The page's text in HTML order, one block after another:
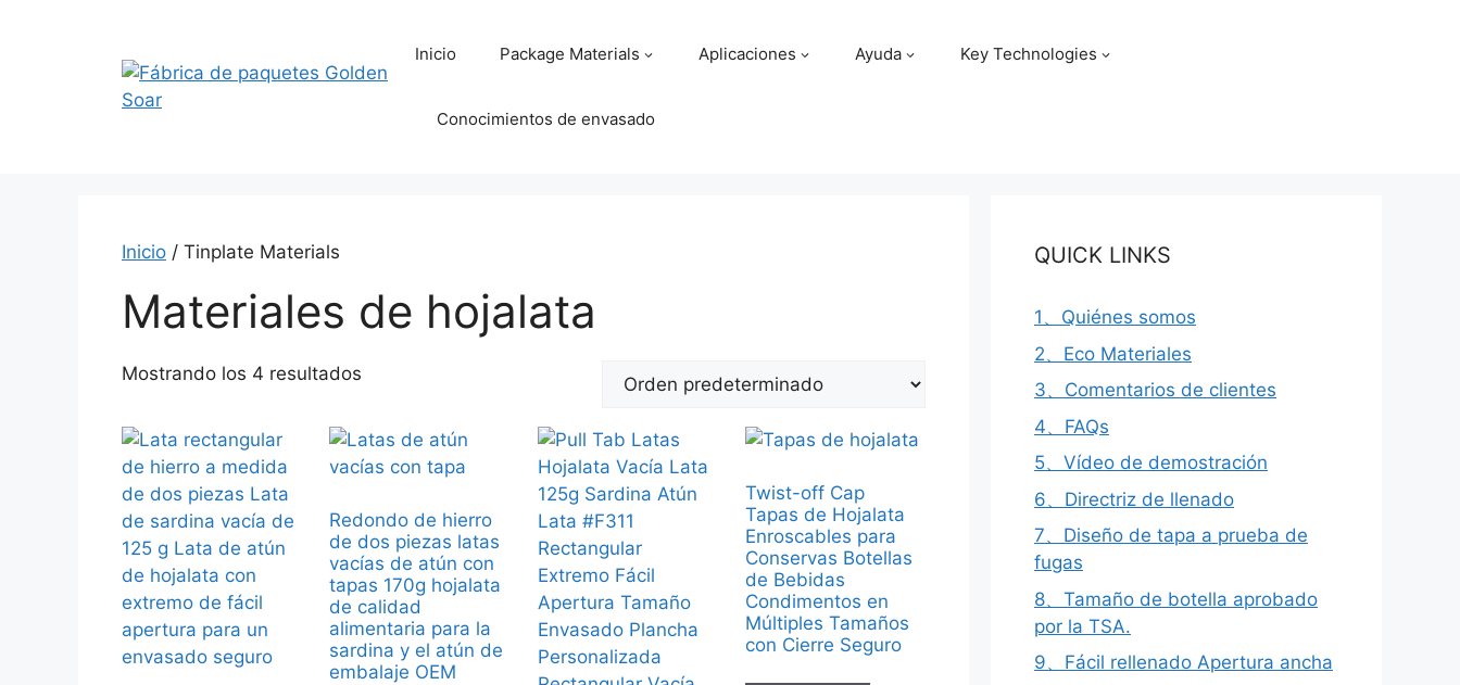
Inicio Package Materials Aplicaciones Ayuda Key Technologies
Conocimientos de envasado
Inicio / Tinplate Materials
Materiales de hojalata
Mostrando los 4 resultados
Redondo de hierro
de dos piezas latas
vacías de atún con
tapas 170g hojalata
de calidad
alimentaria para la
sardina y el atún de
embalaje OEM
Twist-off Cap
Tapas de Hojalata
Enroscables para
Conservas Botellas
de Bebidas
Condimentos en
Múltiples Tamaños
con Cierre Seguro
QUICK LINKS
1、Quiénes somos
2、Eco Materiales
3、Comentarios de clientes
4、FAQs
5、Vídeo de demostración
6、Directriz de llenado
7、Diseño de tapa a prueba de
fugas
8、Tamaño de botella aprobado
por la TSA.
9、Fácil rellenado Apertura ancha